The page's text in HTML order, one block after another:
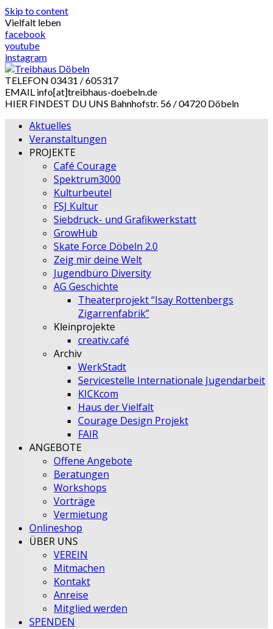
Skip to content
Vielfalt leben
facebook
youtube
instagram
TELEFON 03431 / 605317
EMAIL info[at]treibhaus-doebeln.de
HIER FINDEST DU UNS Bahnhofstr. 56 / 04720 Döbeln
Aktuelles
Veranstaltungen
PROJEKTE
Café Courage
Spektrum3000
Kulturbeutel
FSJ Kultur
Siebdruck- und Grafikwerkstatt
GrowHub
Skate Force Döbeln 2.0
Zeig mir deine Welt
Jugendbüro Diversity
AG Geschichte
Theaterprojekt “Isay Rottenbergs
Zigarrenfabrik”
Kleinprojekte
creativ.café
Archiv
WerkStadt
Servicestelle Internationale Jugendarbeit
KICKcom
Haus der Vielfalt
Courage Design Projekt
FAIR
ANGEBOTE
Offene Angebote
Beratungen
Workshops
Vorträge
Vermietung
Onlineshop
ÜBER UNS
VEREIN
Mitmachen
Kontakt
Anreise
Mitglied werden
SPENDEN